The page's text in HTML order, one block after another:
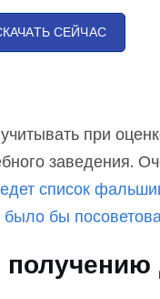
СЕЙЧАС
при
заведения.
список
бы